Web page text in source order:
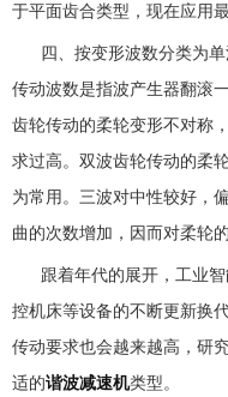
于平面齿合类型，现在应用最
四、按变形波数分类为单
传动波数是指波产生器翻滚
齿轮传动的柔轮变形不对称
求过高。双波齿轮传动的柔
为常用。三波对中性较好，
曲的次数增加，因而对柔轮
跟着年代的展开，工业智
控机床等设备的不断更新换
传动要求也会越来越高，研
适的谐波减速机类型。